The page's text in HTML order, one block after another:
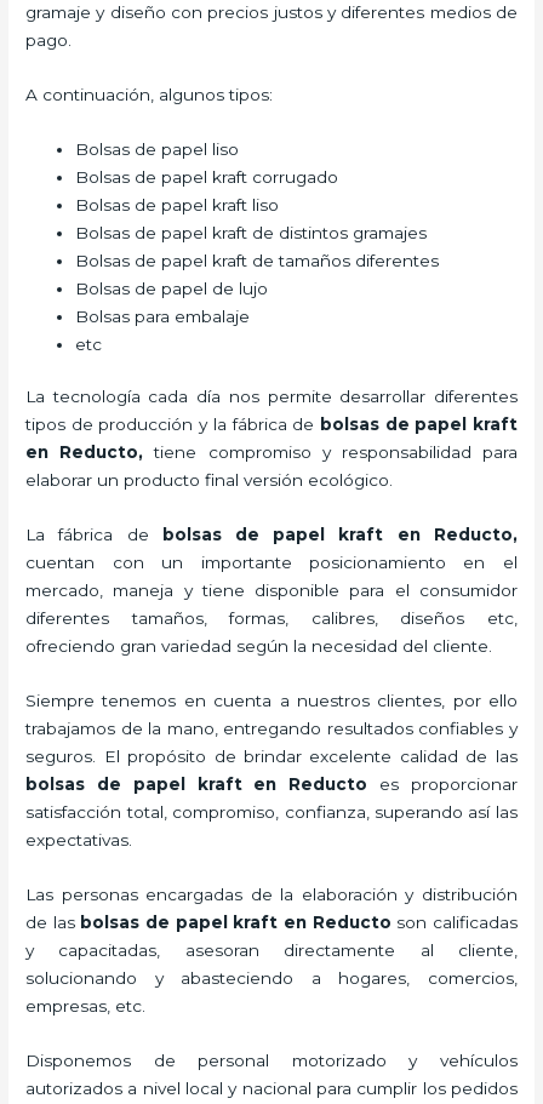
gramaje y diseño con precios justos y diferentes medios de
pago.
A continuación, algunos tipos:
Bolsas de papel liso
Bolsas de papel kraft corrugado
Bolsas de papel kraft liso
Bolsas de papel kraft de distintos gramajes
Bolsas de papel kraft de tamaños diferentes
Bolsas de papel de lujo
Bolsas para embalaje
etc
La tecnología cada día nos permite desarrollar diferentes
tipos de producción y la fábrica de bolsas de papel kraft
en Reducto, tiene compromiso y responsabilidad para
elaborar un producto final versión ecológico.
La fábrica de
bolsas de papel kraft en Reducto,
cuentan con un importante posicionamiento en el
mercado,
maneja y tiene disponible para el consumidor
diferentes tamaños, formas, calibres, diseños etc,
ofreciendo gran variedad según la necesidad del cliente.
Siempre tenemos en cuenta a nuestros clientes, por ello
trabajamos de la mano, entregando resultados confiables y
seguros. El propósito de brindar excelente calidad de las
bolsas de papel kraft en Reducto es proporcionar
satisfacción total, compromiso, confianza, superando así las
expectativas.
Las personas encargadas de la elaboración y distribución
de las bolsas de papel kraft en Reducto son calificadas
y capacitadas, asesoran directamente al cliente,
solucionando y abasteciendo a hogares, comercios,
empresas, etc.
Disponemos de personal motorizado y vehículos
autorizados a nivel local y nacional para cumplir los pedidos